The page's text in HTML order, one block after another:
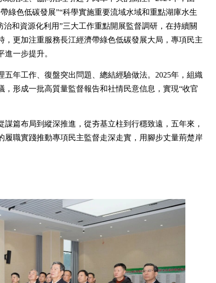
綠色低碳發展”“科學實施重要流域水域和重點湖庫水生
和資源化利用”三大工作重點開展監督調研，在持續關
，更加注重服務長江經濟帶綠色低碳發展大局，專項民主
一步提升。
五年工作、復盤突出問題、總結經驗做法。2025年，組織
，形成一批高質量監督報告和社情民意信息，實現“收官
篇布局到縱深推進，從夯基立柱到行穩致遠，五年來，
履職實踐推動專項民主監督走深走實，用腳步丈量荊楚岸